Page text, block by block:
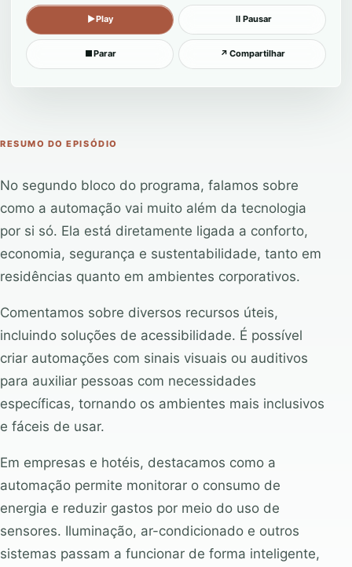
▶Play Ⅱ Pausar
■Parar ↗ Compartilhar
RESUMO DO EPISÓDIO
No segundo bloco do programa, falamos sobre
como a automação vai muito além da tecnologia
por si só. Ela está diretamente ligada a conforto,
economia, segurança e sustentabilidade, tanto em
residências quanto em ambientes corporativos.
Comentamos sobre diversos recursos úteis,
incluindo soluções de acessibilidade. É possível
criar automações com sinais visuais ou auditivos
para auxiliar pessoas com necessidades
específicas, tornando os ambientes mais inclusivos
e fáceis de usar.
Em empresas e hotéis, destacamos como a
automação permite monitorar o consumo de
energia e reduzir gastos por meio do uso de
sensores. Iluminação, ar-condicionado e outros
sistemas passam a funcionar de forma inteligente,